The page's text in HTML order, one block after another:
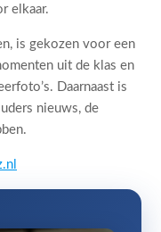
elkaar.
is gekozen voor een
uit de klas en
Daarnaast is
nieuws, de